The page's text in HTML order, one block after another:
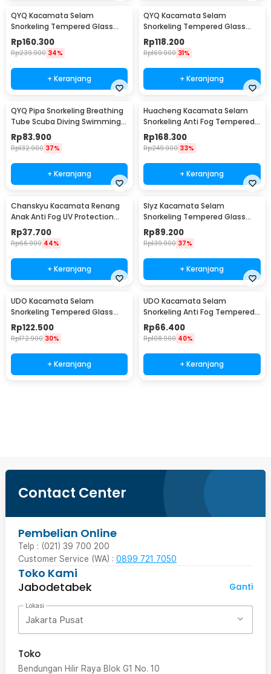
QYQ Kacamata Selam
Snorkeling Tempered Glass
Anti Fog Diving Mask - 308
Rp160.300
Rp239.900 34%
+ Keranjang
QYQ Kacamata Selam
Snorkeling Tempered Glass
Anti Fog Diving Mask - 180
Rp118.200
Rp169.900 31%
+ Keranjang
QYQ Pipa Snorkeling Breathing
Tube Scuba Diving Swimming
Leakproof - Q398
Rp83.900
Rp132.900 37%
+ Keranjang
Huacheng Kacamata Selam
Snorkeling Anti Fog Tempered
Glass Diving Mask - QW-01
Rp168.300
Rp249.900 33%
+ Keranjang
Chanskyu Kacamata Renang
Anak Anti Fog UV Protection
Panoramic Earplug - CK185
Rp37.700
Rp66.900 44%
+ Keranjang
Slyz Kacamata Selam
Snorkeling Tempered Glass
GoPro Mount Diving Mask -
INU91
Rp89.200
Rp139.900 37%
+ Keranjang
UDO Kacamata Selam
Snorkeling Tempered Glass
Anti Fog Diving Mask - U-16
Rp122.500
Rp172.900 30%
+ Keranjang
UDO Kacamata Selam
Snorkeling Anti Fog Tempered
Glass Diving Mask - U-165
Rp66.400
Rp108.900 40%
+ Keranjang
Contact Center
Pembelian Online
Telp : (021) 39 700 200
Customer Service (WA) : 0899 721 7050
Toko Kami
Jabodetabek
Ganti
Lokasi
Jakarta Pusat
Toko
Bendungan Hilir Raya Blok G1 No. 10